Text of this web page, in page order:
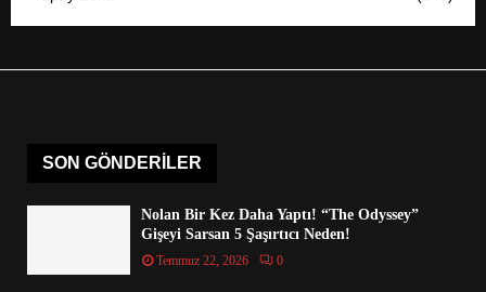
SON GÖNDERILER
Nolan Bir Kez Daha Yaptı! “The Odyssey”
Gişeyi Sarsan 5 Şaşırtıcı Neden!
Temmuz 22, 2026 0